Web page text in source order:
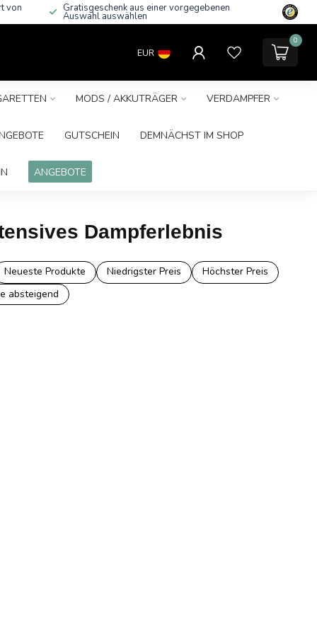
von Gratisgeschenk aus einer vorgegebenen
Auswahl auswählen
EUR
0
MODS / AKKUTRÄGER VERDAMPFER
GUTSCHEIN DEMNÄCHST IM SHOP
ANGEBOTE
Dampferlebnis
Neueste Produkte Niedrigster Preis
Höchster Preis
absteigend